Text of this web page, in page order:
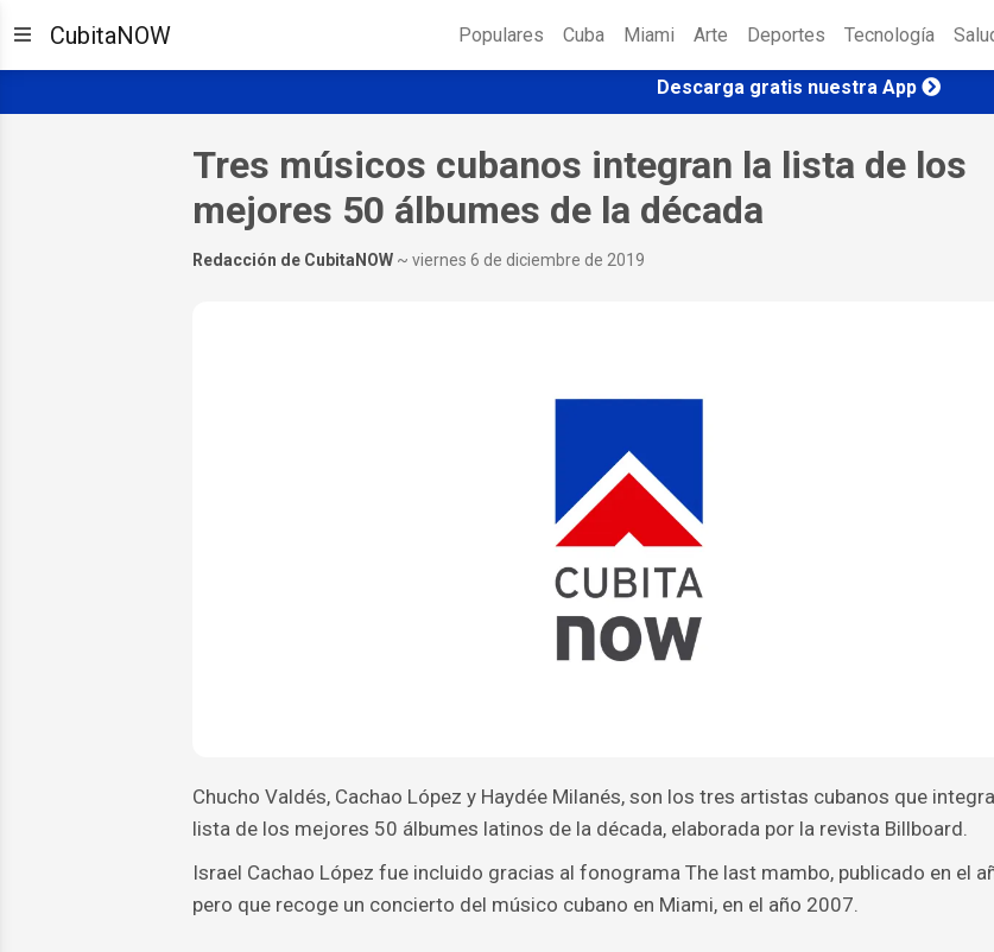
CubitaNOW Populares Cuba Miami Arte Deportes Tecnología
Descarga gratis nuestra App
Tres músicos cubanos integran la lista de los
mejores 50 álbumes de la década
Redacción de CubitaNOW ~ viernes 6 de diciembre de 2019
Chucho Valdés, Cachao López y Haydée Milanés, son los tres artistas cubanos que
lista de los mejores 50 álbumes latinos de la década, elaborada por la revista Billboard.
Israel Cachao López fue incluido gracias al fonograma The last mambo, publicado en el
pero que recoge un concierto del músico cubano en Miami, en el año 2007.